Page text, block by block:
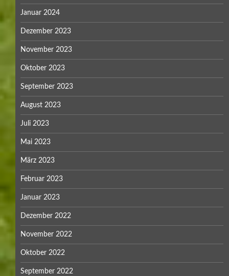
Januar 2024
Dezember 2023
November 2023
Oktober 2023
September 2023
August 2023
Juli 2023
Mai 2023
März 2023
Februar 2023
Januar 2023
Dezember 2022
November 2022
Oktober 2022
September 2022